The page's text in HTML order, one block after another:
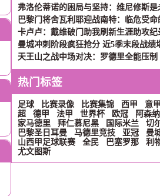
热门标签
足球 比赛录像 比赛集锦 西甲 意甲
超
德甲 法甲 世界杯 欧冠 阿森纳
家马德里
拜仁慕尼黑 国际米兰
切
巴黎圣日耳曼
马德里竞技 亚冠 曼
山西甲足球联赛
全民 巴塞罗那
利
尤文图斯